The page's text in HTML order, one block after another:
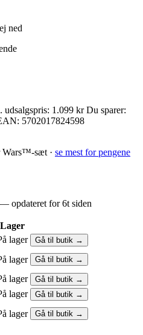
ned
udsalgspris: 1.099 kr Du sparer:
5702017824598
Wars™-sæt · se mest for pengene
opdateret for 6t siden
Lager
lager Gå til butik →
lager Gå til butik →
lager Gå til butik →
lager Gå til butik →
lager Gå til butik →